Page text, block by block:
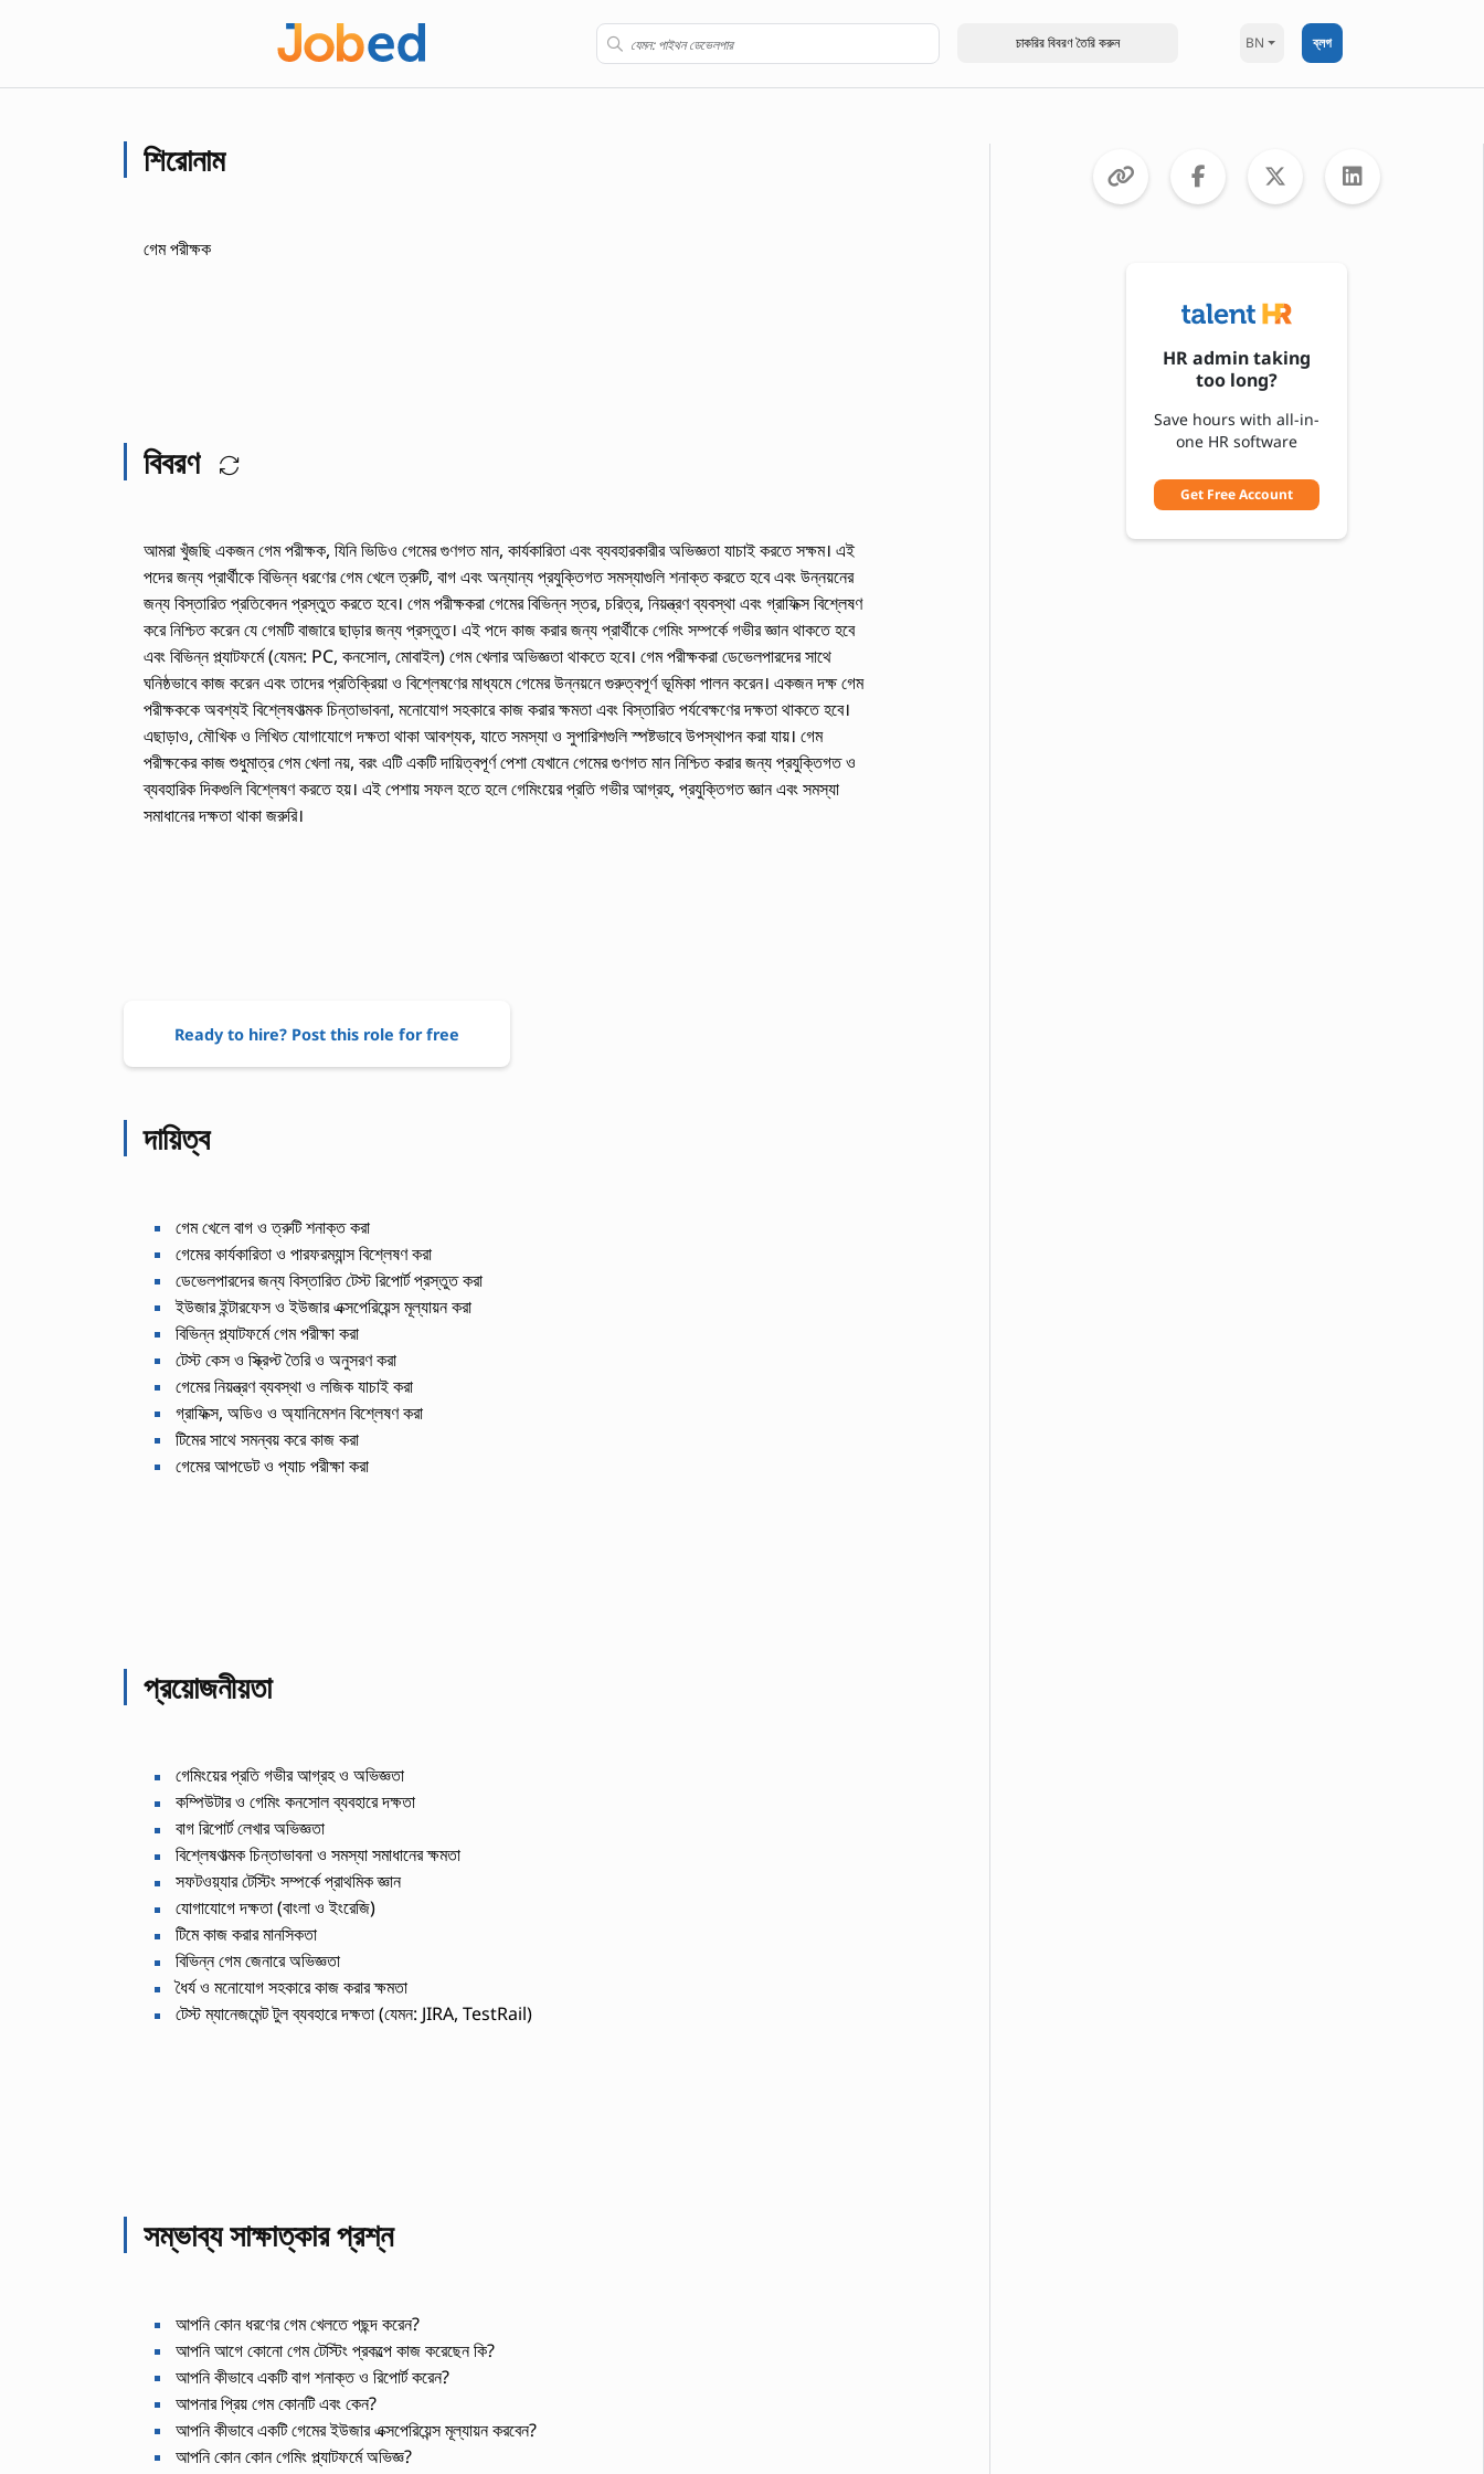
BN ব্লগ
শিরোনাম
গেম পরীক্ষক
বিবরণ
আমরা খুঁজছি একজন গেম পরীক্ষক, যিনি ভিডিও গেমের গুণগত মান, কার্যকারিতা এবং ব্যবহারকারীর অভিজ্ঞতা যাচাই করতে সক্ষম। এই
পদের জন্য প্রার্থীকে বিভিন্ন ধরণের গেম খেলে ত্রুটি, বাগ এবং অন্যান্য প্রযুক্তিগত সমস্যাগুলি শনাক্ত করতে হবে এবং উন্নয়নের
জন্য বিস্তারিত প্রতিবেদন প্রস্তুত করতে হবে। গেম পরীক্ষকরা গেমের বিভিন্ন স্তর, চরিত্র, নিয়ন্ত্রণ ব্যবস্থা এবং গ্রাফিক্স বিশ্লেষণ
করে নিশ্চিত করেন যে গেমটি বাজারে ছাড়ার জন্য প্রস্তুত। এই পদে কাজ করার জন্য প্রার্থীকে গেমিং সম্পর্কে গভীর জ্ঞান থাকতে হবে
এবং বিভিন্ন প্ল্যাটফর্মে (যেমন: PC, কনসোল, মোবাইল) গেম খেলার অভিজ্ঞতা থাকতে হবে। গেম পরীক্ষকরা ডেভেলপারদের সাথে
ঘনিষ্ঠভাবে কাজ করেন এবং তাদের প্রতিক্রিয়া ও বিশ্লেষণের মাধ্যমে গেমের উন্নয়নে গুরুত্বপূর্ণ ভূমিকা পালন করেন। একজন দক্ষ গেম
পরীক্ষককে অবশ্যই বিশ্লেষণাত্মক চিন্তাভাবনা, মনোযোগ সহকারে কাজ করার ক্ষমতা এবং বিস্তারিত পর্যবেক্ষণের দক্ষতা থাকতে হবে।
এছাড়াও, মৌখিক ও লিখিত যোগাযোগে দক্ষতা থাকা আবশ্যক, যাতে সমস্যা ও সুপারিশগুলি স্পষ্টভাবে উপস্থাপন করা যায়। গেম
পরীক্ষকের কাজ শুধুমাত্র গেম খেলা নয়, বরং এটি একটি দায়িত্বপূর্ণ পেশা যেখানে গেমের গুণগত মান নিশ্চিত করার জন্য প্রযুক্তিগত ও
ব্যবহারিক দিকগুলি বিশ্লেষণ করতে হয়। এই পেশায় সফল হতে হলে গেমিংয়ের প্রতি গভীর আগ্রহ, প্রযুক্তিগত জ্ঞান এবং সমস্যা
সমাধানের দক্ষতা থাকা জরুরি।
Ready to hire? Post this role for free
দায়িত্ব
গেম খেলে বাগ ও ত্রুটি শনাক্ত করা
গেমের কার্যকারিতা ও পারফরম্যান্স বিশ্লেষণ করা
ডেভেলপারদের জন্য বিস্তারিত টেস্ট রিপোর্ট প্রস্তুত করা
ইউজার ইন্টারফেস ও ইউজার এক্সপেরিয়েন্স মূল্যায়ন করা
বিভিন্ন প্ল্যাটফর্মে গেম পরীক্ষা করা
টেস্ট কেস ও স্ক্রিপ্ট তৈরি ও অনুসরণ করা
গেমের নিয়ন্ত্রণ ব্যবস্থা ও লজিক যাচাই করা
গ্রাফিক্স, অডিও ও অ্যানিমেশন বিশ্লেষণ করা
টিমের সাথে সমন্বয় করে কাজ করা
গেমের আপডেট ও প্যাচ পরীক্ষা করা
প্রয়োজনীয়তা
গেমিংয়ের প্রতি গভীর আগ্রহ ও অভিজ্ঞতা
কম্পিউটার ও গেমিং কনসোল ব্যবহারে দক্ষতা
বাগ রিপোর্ট লেখার অভিজ্ঞতা
বিশ্লেষণাত্মক চিন্তাভাবনা ও সমস্যা সমাধানের ক্ষমতা
সফটওয়্যার টেস্টিং সম্পর্কে প্রাথমিক জ্ঞান
যোগাযোগে দক্ষতা (বাংলা ও ইংরেজি)
টিমে কাজ করার মানসিকতা
বিভিন্ন গেম জেনারে অভিজ্ঞতা
ধৈর্য ও মনোযোগ সহকারে কাজ করার ক্ষমতা
টেস্ট ম্যানেজমেন্ট টুল ব্যবহারে দক্ষতা (যেমন: JIRA, TestRail)
সম্ভাব্য সাক্ষাত্কার প্রশ্ন
আপনি কোন ধরণের গেম খেলতে পছন্দ করেন?
আপনি আগে কোনো গেম টেস্টিং প্রকল্পে কাজ করেছেন কি?
আপনি কীভাবে একটি বাগ শনাক্ত ও রিপোর্ট করেন?
আপনার প্রিয় গেম কোনটি এবং কেন?
আপনি কীভাবে একটি গেমের ইউজার এক্সপেরিয়েন্স মূল্যায়ন করবেন?
আপনি কোন কোন গেমিং প্ল্যাটফর্মে অভিজ্ঞ?
HR admin taking
too long?
Save hours with all-in-
one HR software
Get Free Account